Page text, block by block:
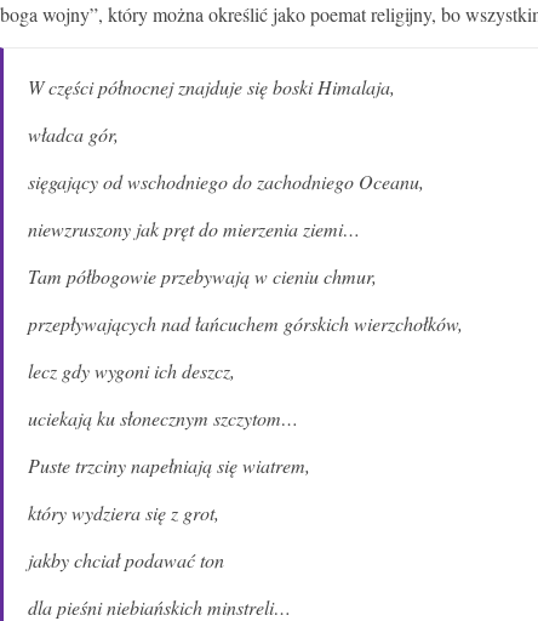
boga wojny”, który można określić jako poemat religijny, bo
W części północnej znajduje się boski Himalaja,
władca gór,
sięgający od wschodniego do zachodniego Oceanu,
niewzruszony jak pręt do mierzenia ziemi…
Tam półbogowie przebywają w cieniu chmur,
przepływających nad łańcuchem górskich wierzchołków,
lecz gdy wygoni ich deszcz,
uciekają ku słonecznym szczytom…
Puste trzciny napełniają się wiatrem,
który wydziera się z grot,
jakby chciał podawać ton
dla pieśni niebiańskich minstreli…